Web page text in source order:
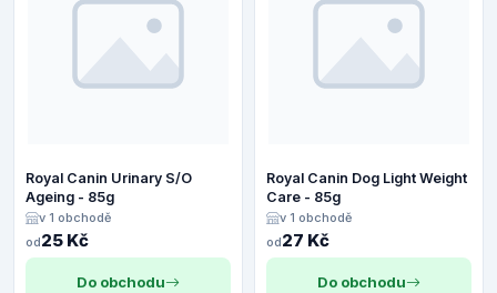
Royal Canin Urinary S/O
Ageing - 85g
v 1 obchodě
od25 Kč
Do obchodu
Royal Canin Dog Light Weight
Care - 85g
v 1 obchodě
od27 Kč
Do obchodu